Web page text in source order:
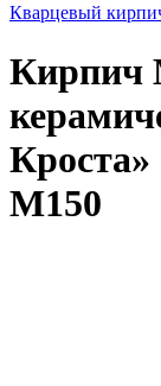
Кварцевый
Кирпич
М150